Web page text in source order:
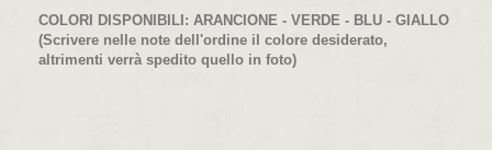
COLORI DISPONIBILI: ARANCIONE - VERDE - BLU - GIALLO
(Scrivere nelle note dell'ordine il colore desiderato,
altrimenti verrà spedito quello in foto)